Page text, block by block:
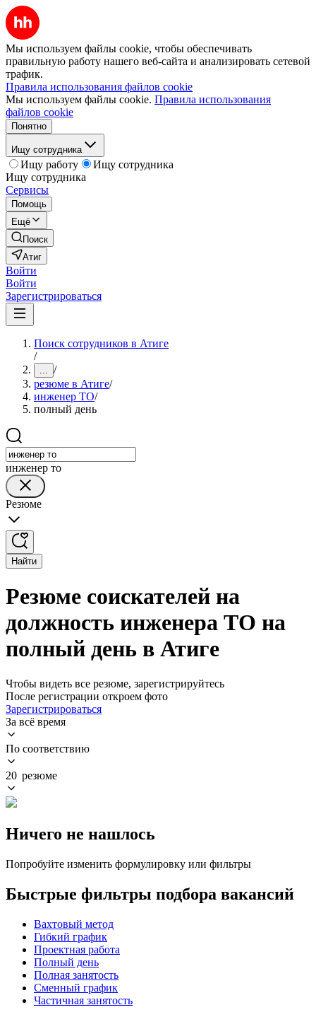
Мы используем файлы cookie, чтобы обеспечивать
правильную работу нашего веб-сайта и анализировать сетевой
трафик.
Правила использования файлов cookie
Мы используем файлы cookie. Правила использования
файлов cookie
Понятно
Ищу сотрудника
Ищу работу
Ищу сотрудника
Ищу сотрудника
Сервисы
Помощь
Ещё
Поиск
Атиг
Войти
Войти
Зарегистрироваться
Поиск сотрудников в Атиге
/
... /
резюме в Атиге/
инженер ТО/
полный день
инженер то
Резюме
Найти
Резюме соискателей на
должность инженера ТО на
полный день в Атиге
Чтобы видеть все резюме, зарегистрируйтесь
После регистрации откроем фото
Зарегистрироваться
За всё время
По соответствию
20 резюме
Ничего не нашлось
Попробуйте изменить формулировку или фильтры
Быстрые фильтры подбора вакансий
Вахтовый метод
Гибкий график
Проектная работа
Полный день
Полная занятость
Сменный график
Частичная занятость